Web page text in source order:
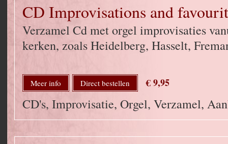
CD Improvisations and
Verzamel Cd met orgel improvisaties
kerken, zoals Heidelberg, Hasselt,
Meer info Direct bestellen € 9,95
CD's, Improvisatie, Orgel, Verzamel,